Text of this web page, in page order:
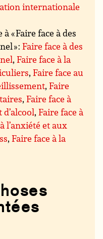
internationale
« Faire face à des
» :Faire face à des
,Faire face à la
,Faire face au
,Faire
,Faire face à
,Faire face à
l’anxiété et aux
,Faire face à la